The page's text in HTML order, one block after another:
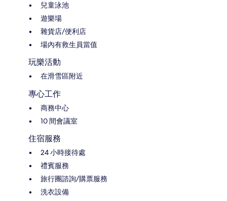
兒童泳池
遊樂場
雜貨店/便利店
場內有救生員當值
玩樂活動
在滑雪區附近
專心工作
商務中心
10 間會議室
住宿服務
24 小時接待處
禮賓服務
旅行團諮詢/購票服務
洗衣設備